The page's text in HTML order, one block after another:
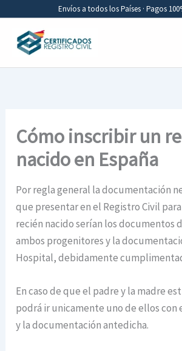
contenido
Envíos a todos los Países · Pagos
Cómo inscribir un
nacido en España
Por regla general la documentación
que presentar en el Registro Civil
recién nacido serían los documentos
ambos progenitores y la
Hospital, debidamente
En caso de que el padre y la madre
podrá ir unicamente uno de ellos con
y la documentación antedicha.